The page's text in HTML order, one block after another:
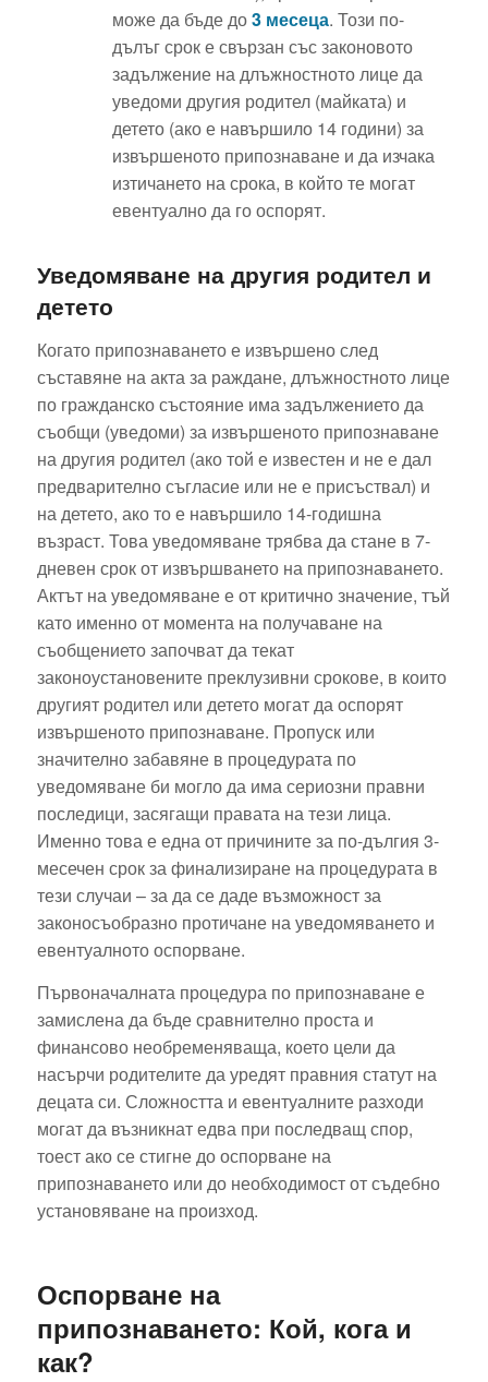
може да бъде до3 месеца. Този по-
дълъг срок е свързан със законовото
задължение на длъжностното лице да
уведоми другия родител (майката) и
детето (ако е навършило 14 години) за
извършеното припознаване и да изчака
изтичането на срока, в който те могат
евентуално да го оспорят.
Уведомяване на другия родител и
детето
Когато припознаването е извършено след
съставяне на акта за раждане, длъжностното лице
по гражданско състояние има задължението да
съобщи (уведоми) за извършеното припознаване
на другия родител (ако той е известен и не е дал
предварително съгласие или не е присъствал) и
на детето, ако то е навършило 14-годишна
възраст. Това уведомяване трябва да стане в 7-
дневен срок от извършването на припознаването.
Актът на уведомяване е от критично значение, тъй
като именно от момента на получаване на
съобщението започват да текат
законоустановените преклузивни срокове, в които
другият родител или детето могат да оспорят
извършеното припознаване. Пропуск или
значително забавяне в процедурата по
уведомяване би могло да има сериозни правни
последици, засягащи правата на тези лица.
Именно това е една от причините за по-дългия 3-
месечен срок за финализиране на процедурата в
тези случаи – за да се даде възможност за
законосъобразно протичане на уведомяването и
евентуалното оспорване.
Първоначалната процедура по припознаване е
замислена да бъде сравнително проста и
финансово необременяваща, което цели да
насърчи родителите да уредят правния статут на
децата си. Сложността и евентуалните разходи
могат да възникнат едва при последващ спор,
тоест ако се стигне до оспорване на
припознаването или до необходимост от съдебно
установяване на произход.
Оспорване на
припознаването: Кой, кога и
как?